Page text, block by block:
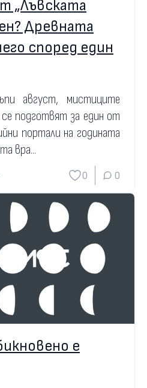
„Лъвската
Древната
според един
август, мистиците
подготвят за един от
портали на годината
вра...
0 0
е